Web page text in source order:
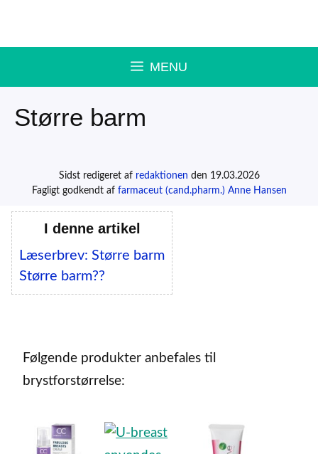
MENU
Større barm
Sidst redigeret af redaktionen den 19.03.2026
Fagligt godkendt af farmaceut (cand.pharm.) Anne Hansen
I denne artikel
Læserbrev: Større barm
Større barm??
Følgende produkter anbefales til
brystforstørrelse: